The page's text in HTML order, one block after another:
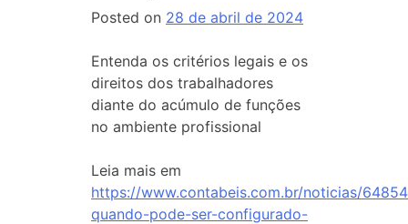
Posted on 28 de abril de 2024
Entenda os critérios legais e os
direitos dos trabalhadores
diante do acúmulo de funções
no ambiente profissional
Leia mais em
https://www.contabeis.com.br/noticias/
quando-pode-ser-configurado-